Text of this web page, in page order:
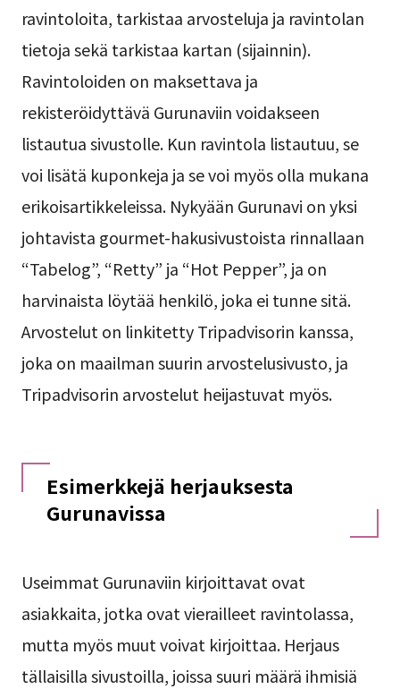
ravintoloita, tarkistaa arvosteluja ja ravintolan
tietoja sekä tarkistaa kartan (sijainnin).
Ravintoloiden on maksettava ja
rekisteröidyttävä Gurunaviin voidakseen
listautua sivustolle. Kun ravintola listautuu, se
voi lisätä kuponkeja ja se voi myös olla mukana
erikoisartikkeleissa. Nykyään Gurunavi on yksi
johtavista gourmet-hakusivustoista rinnallaan
“Tabelog”, “Retty” ja “Hot Pepper”, ja on
harvinaista löytää henkilö, joka ei tunne sitä.
Arvostelut on linkitetty Tripadvisorin kanssa,
joka on maailman suurin arvostelusivusto, ja
Tripadvisorin arvostelut heijastuvat myös.
Esimerkkejä herjauksesta
Gurunavissa
Useimmat Gurunaviin kirjoittavat ovat
asiakkaita, jotka ovat vierailleet ravintolassa,
mutta myös muut voivat kirjoittaa. Herjaus
tällaisilla sivustoilla, joissa suuri määrä ihmisiä